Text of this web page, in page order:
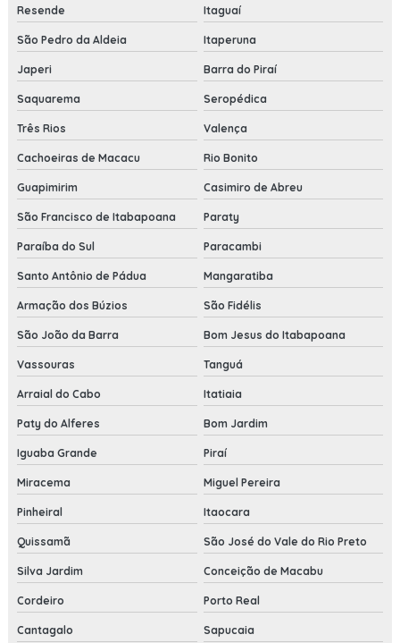
Resende Itaguaí
São Pedro da Aldeia Itaperuna
Japeri Barra do Piraí
Saquarema Seropédica
Três Rios Valença
Cachoeiras de Macacu Rio Bonito
Guapimirim Casimiro de Abreu
São Francisco de Itabapoana Paraty
Paraíba do Sul Paracambi
Santo Antônio de Pádua Mangaratiba
Armação dos Búzios São Fidélis
São João da Barra Bom Jesus do Itabapoana
Vassouras Tanguá
Arraial do Cabo Itatiaia
Paty do Alferes Bom Jardim
Iguaba Grande Piraí
Miracema Miguel Pereira
Pinheiral Itaocara
Quissamã São José do Vale do Rio Preto
Silva Jardim Conceição de Macabu
Cordeiro Porto Real
Cantagalo Sapucaia